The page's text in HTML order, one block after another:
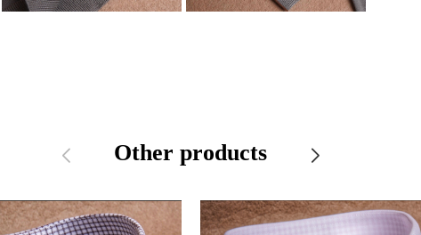
Other products